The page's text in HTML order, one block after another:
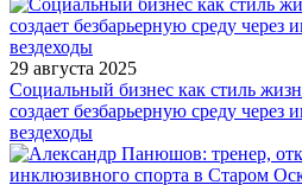
29 августа 2025
Социальный бизнес как стиль
создает безбарьерную среду
вездеходы